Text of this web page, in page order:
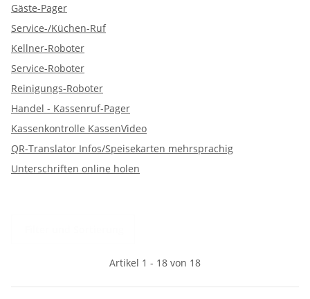
Gäste-Pager
Service-/Küchen-Ruf
Kellner-Roboter
Service-Roboter
Reinigungs-Roboter
Handel - Kassenruf-Pager
Kassenkontrolle KassenVideo
QR-Translator Infos/Speisekarten mehrsprachig
Unterschriften online holen
Artikel 1 - 18 von 18